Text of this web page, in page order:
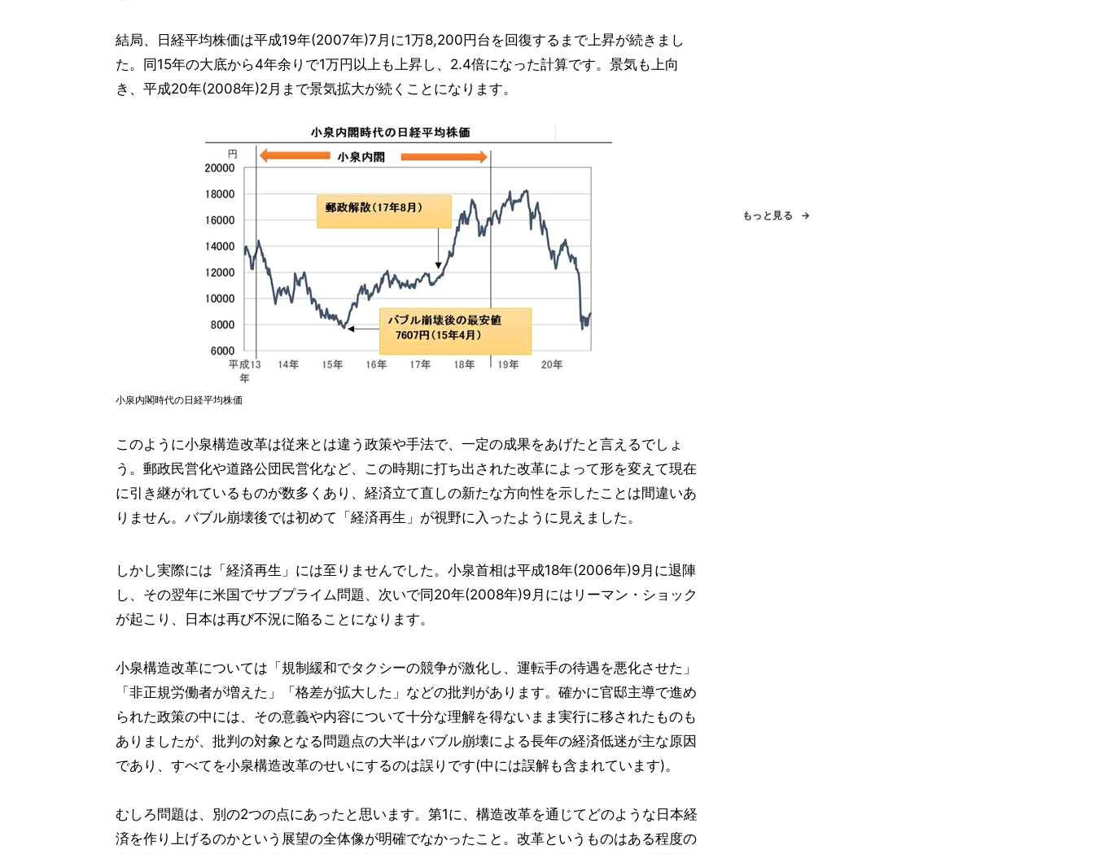
結局、日経平均株価は平成19年(2007年)7月に1万8,200円台を回復するまで上昇が続きまし
た。同15年の大底から4年余りで1万円以上も上昇し、2.4倍になった計算です。景気も上向
き、平成20年(2008年)2月まで景気拡大が続くことになります。
小泉内閣時代の日経平均株価
このように小泉構造改革は従来とは違う政策や手法で、一定の成果をあげたと言えるでしょ
う。郵政民営化や道路公団民営化など、この時期に打ち出された改革によって形を変えて現在
に引き継がれているものが数多くあり、経済立て直しの新たな方向性を示したことは間違いあ
りません。バブル崩壊後では初めて「経済再生」が視野に入ったように見えました。
しかし実際には「経済再生」には至りませんでした。小泉首相は平成18年(2006年)9月に退陣
し、その翌年に米国でサブプライム問題、次いで同20年(2008年)9月にはリーマン・ショック
が起こり、日本は再び不況に陥ることになります。
小泉構造改革については「規制緩和でタクシーの競争が激化し、運転手の待遇を悪化させた」
「非正規労働者が増えた」「格差が拡大した」などの批判があります。確かに官邸主導で進め
られた政策の中には、その意義や内容について十分な理解を得ないまま実行に移されたものも
ありましたが、批判の対象となる問題点の大半はバブル崩壊による長年の経済低迷が主な原因
であり、すべてを小泉構造改革のせいにするのは誤りです(中には誤解も含まれています)。
むしろ問題は、別の2つの点にあったと思います。第1に、構造改革を通じてどのような日本経
済を作り上げるのかという展望の全体像が明確でなかったこと。改革というものはある程度の
もっと見る